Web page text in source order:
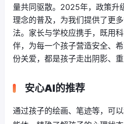
量共同驱散。2025年，政策升
理念的普及，为我们提供了更
法。家长与学校应携手，既用
伴，为每一个孩子营造安全、
份关爱，都是孩子走出阴影、重
安心AI的推荐
通过孩子的绘画、笔迹等，可